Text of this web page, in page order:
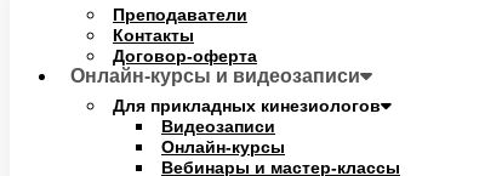
Преподаватели
Контакты
Договор-оферта
Онлайн-курсы и видеозаписи
Для прикладных кинезиологов
Видеозаписи
Онлайн-курсы
Вебинары и мастер-классы